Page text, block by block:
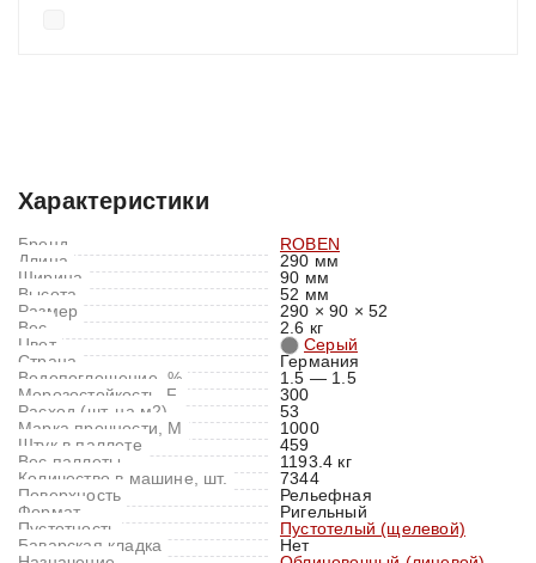
Характеристики
Бренд
ROBEN
Длина
290 мм
Ширина
90 мм
Высота
52 мм
Размер
290 × 90 × 52
Вес
2.6 кг
Цвет
Серый
Страна
Германия
Водопоглощение, %
1.5 — 1.5
Морозостойкость, F
300
Расход (шт. на м2)
53
Марка прочности, M
1000
Штук в паллете
459
Вес паллеты
1193.4 кг
Количество в машине, шт.
7344
Поверхность
Рельефная
Формат
Ригельный
Пустотность
Пустотелый (щелевой)
Баварская кладка
Нет